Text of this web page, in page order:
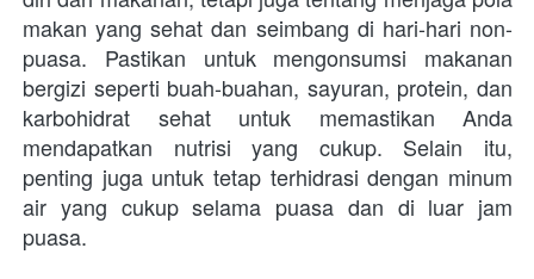
makan yang sehat dan seimbang di hari-hari non-
puasa. Pastikan untuk mengonsumsi makanan
bergizi seperti buah-buahan, sayuran, protein, dan
karbohidrat sehat untuk memastikan Anda
mendapatkan nutrisi yang cukup. Selain itu,
penting juga untuk tetap terhidrasi dengan minum
air yang cukup selama puasa dan di luar jam
puasa.